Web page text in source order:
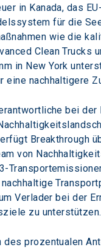
in Kanada, das EU-
für die
wie die
Clean Trucks
in New York
eine nachhaltigere
bei der
Breakthrough
von
Verlader bei der
zu unterstützen.
des prozentualen